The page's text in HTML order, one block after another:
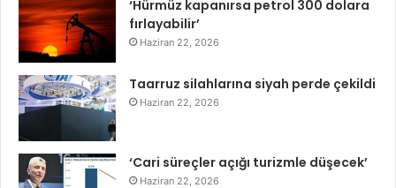
‘Hürmüz kapanırsa petrol 300 dolara
fırlayabilir’
Haziran 22, 2026
Taarruz silahlarına siyah perde çekildi
Haziran 22, 2026
‘Cari süreçler açığı turizmle düşecek’
Haziran 22, 2026